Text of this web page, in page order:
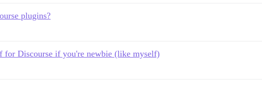
plugins?
for Discourse if you're newbie (like myself)